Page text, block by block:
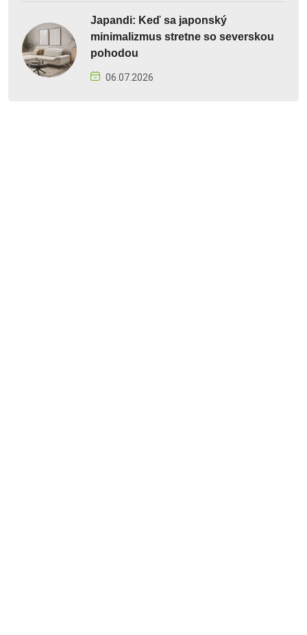
Japandi: Keď sa japonský
minimalizmus stretne so severskou
pohodou
06.07.2026